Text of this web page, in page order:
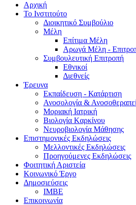
Αρχική
Το Ινστιτούτο
Διοικητικό Συμβούλιο
Μέλη
Επίτιμα Μέλη
Αρωγά Μέλη -
Συμβουλευτική Επιτροπή
Εθνικοί
Διεθνείς
Έρευνα
Εκπαίδευση - Κατάρτιση
Ανοσολογία &
Μοριακή Ιατρική
Βιολογία Kαρκίνου
Νευροβιολογία Μάθησης
Επιστημονικές Εκδηλώσεις
Μελλοντικές Εκδηλώσεις
Προηγούμενες Εκδηλώσεις
Φοιτητική Αριστεία
Κοινωνικό Έργο
Δημοσιεύσεις
ΙΜΒΕ
Επικοινωνία